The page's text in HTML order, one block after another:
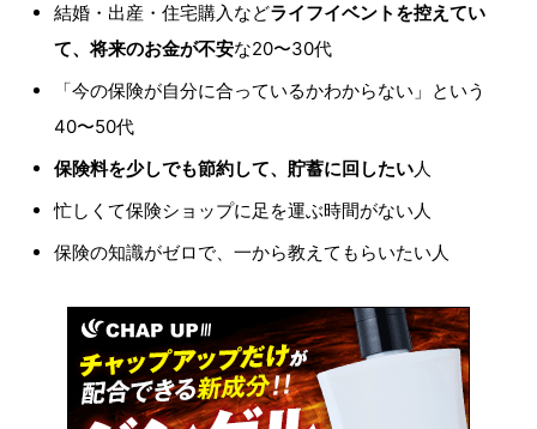
結婚・出産・住宅購入などライフイベントを控えてい
て、将来のお金が不安な20〜30代
「今の保険が自分に合っているかわからない」という
40〜50代
保険料を少しでも節約して、貯蓄に回したい人
忙しくて保険ショップに足を運ぶ時間がない人
保険の知識がゼロで、一から教えてもらいたい人